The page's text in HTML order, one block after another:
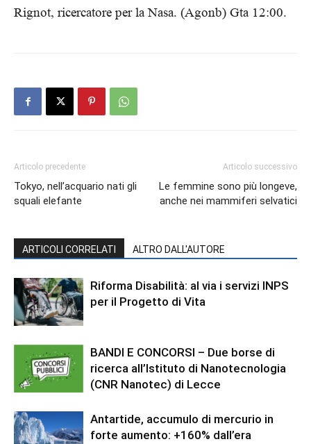
Rignot, ricercatore per la Nasa. (Agonb) Gta 12:00.
Articolo precedente
Tokyo, nell’acquario nati gli
squali elefante
Articolo successivo
Le femmine sono più longeve,
anche nei mammiferi selvatici
ARTICOLI CORRELATI ALTRO DALL'AUTORE
Riforma Disabilità: al via i servizi INPS
per il Progetto di Vita
BANDI E CONCORSI – Due borse di
ricerca all’Istituto di Nanotecnologia
(CNR Nanotec) di Lecce
Antartide, accumulo di mercurio in
forte aumento: +160% dall’era